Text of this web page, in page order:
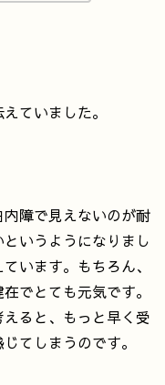
ていました。
障で見えないのが耐
いうようになりまし
います。もちろん、
でとても元気です。
ると、もっと早く受
てしまうのです。